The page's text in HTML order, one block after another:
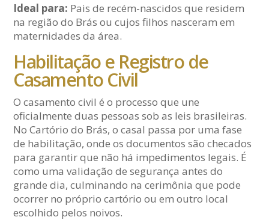
Ideal para: Pais de recém-nascidos que residem
na região do Brás ou cujos filhos nasceram em
maternidades da área.
Habilitação e Registro de
Casamento Civil
O casamento civil é o processo que une
oficialmente duas pessoas sob as leis brasileiras.
No Cartório do Brás, o casal passa por uma fase
de habilitação, onde os documentos são checados
para garantir que não há impedimentos legais. É
como uma validação de segurança antes do
grande dia, culminando na cerimônia que pode
ocorrer no próprio cartório ou em outro local
escolhido pelos noivos.